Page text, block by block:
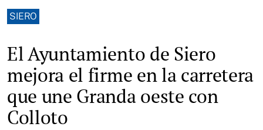
SIERO
El Ayuntamiento de Siero
mejora el firme en la carretera
que une Granda oeste con
Colloto